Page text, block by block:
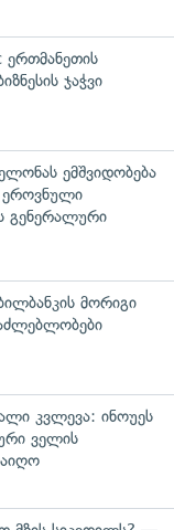
ჯაჭვი
ემშვიდობება
გენერალური
მორიგი
კვლევა: ინოუეს
ველის